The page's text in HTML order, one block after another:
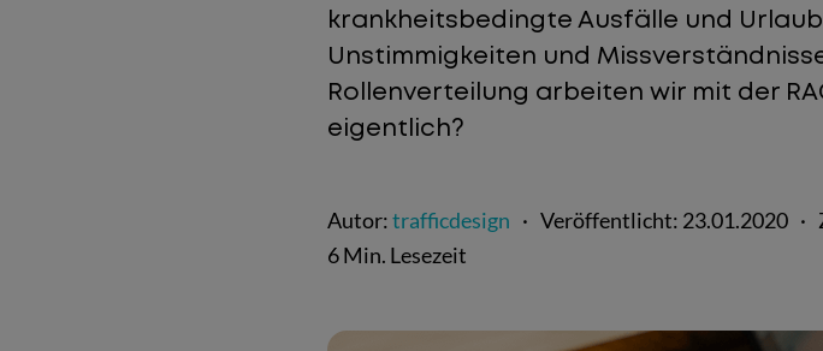
krankheitsbedingte Ausfälle und
Unstimmigkeiten und
Rollenverteilung arbeiten wir mit der
eigentlich?
Autor:trafficdesign · Veröffentlicht: 23.01.2020 ·
6 Min. Lesezeit